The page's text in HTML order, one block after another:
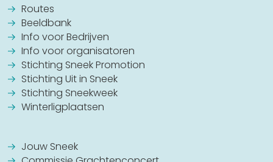
Routes
Beeldbank
Info voor Bedrijven
Info voor organisatoren
Stichting Sneek Promotion
Stichting Uit in Sneek
Stichting Sneekweek
Winterligplaatsen
Jouw Sneek